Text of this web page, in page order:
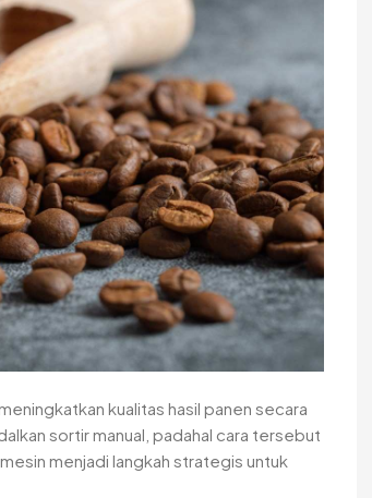
kualitas hasil panen secara
sortir manual, padahal cara tersebut
menjadi langkah strategis untuk